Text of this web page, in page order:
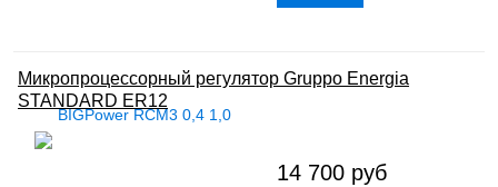
Микропроцессорный регулятор Gruppo Energia
STANDARD ER12
14 700 руб